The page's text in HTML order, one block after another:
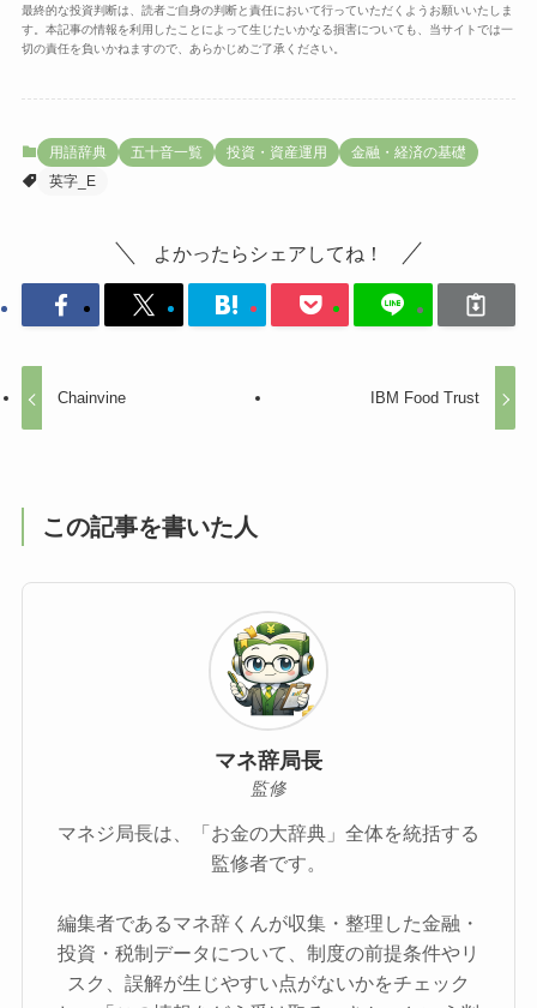
最終的な投資判断は、読者ご自身の判断と責任において行っていただくようお願いいたしま
す。本記事の情報を利用したことによって生じたいかなる損害についても、当サイトでは一
切の責任を負いかねますので、あらかじめご了承ください。
用語辞典 五十音一覧 投資・資産運用
金融・経済の基礎
英字_E
よかったらシェアしてね！
Chainvine IBM Food Trust
この記事を書いた人
マネ辞局長
監修
マネジ局長は、「お金の大辞典」全体を統括する
監修者です。
編集者であるマネ辞くんが収集・整理した金融・
投資・税制データについて、制度の前提条件やリ
スク、誤解が生じやすい点がないかをチェック